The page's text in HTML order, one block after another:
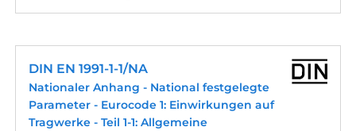
DIN EN 1991-1-1/NA
Nationaler Anhang - National festgelegte
Parameter - Eurocode 1: Einwirkungen auf
Tragwerke - Teil 1-1: Allgemeine